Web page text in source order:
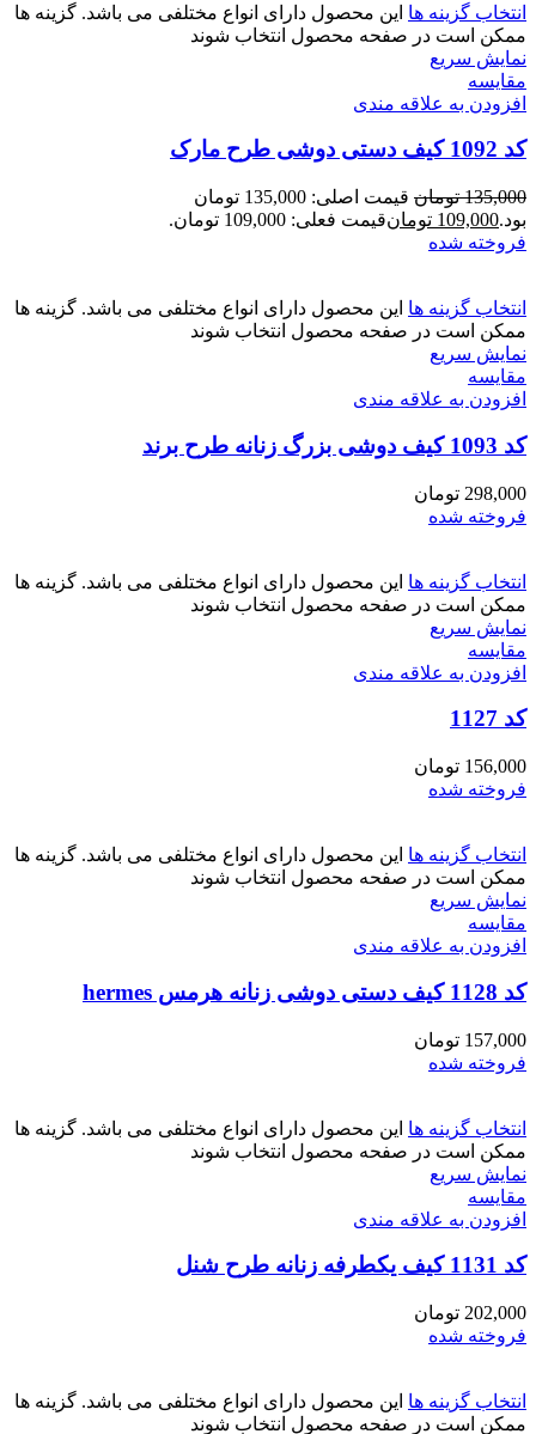
انتخاب گزینه ها این محصول دارای انواع مختلفی می باشد. گزینه ها
ممکن است در صفحه محصول انتخاب شوند
نمایش سریع
مقايسه
افزودن به علاقه مندی
کد 1092 کیف دستی دوشی طرح مارک
135,000 تومان
قیمت اصلی: 135,000 تومان
بود.109,000 تومانقیمت فعلی: 109,000 تومان.
فروخته شده
انتخاب گزینه ها این محصول دارای انواع مختلفی می باشد. گزینه ها
ممکن است در صفحه محصول انتخاب شوند
نمایش سریع
مقايسه
افزودن به علاقه مندی
کد 1093 کیف دوشی بزرگ زنانه طرح برند
298,000 تومان
فروخته شده
انتخاب گزینه ها این محصول دارای انواع مختلفی می باشد. گزینه ها
ممکن است در صفحه محصول انتخاب شوند
نمایش سریع
مقايسه
افزودن به علاقه مندی
کد 1127
156,000 تومان
فروخته شده
انتخاب گزینه ها این محصول دارای انواع مختلفی می باشد. گزینه ها
ممکن است در صفحه محصول انتخاب شوند
نمایش سریع
مقايسه
افزودن به علاقه مندی
کد 1128 کیف دستی دوشی زنانه هرمس hermes
157,000 تومان
فروخته شده
انتخاب گزینه ها این محصول دارای انواع مختلفی می باشد. گزینه ها
ممکن است در صفحه محصول انتخاب شوند
نمایش سریع
مقايسه
افزودن به علاقه مندی
کد 1131 کیف یکطرفه زنانه طرح شنل
202,000 تومان
فروخته شده
انتخاب گزینه ها این محصول دارای انواع مختلفی می باشد. گزینه ها
ممکن است در صفحه محصول انتخاب شوند